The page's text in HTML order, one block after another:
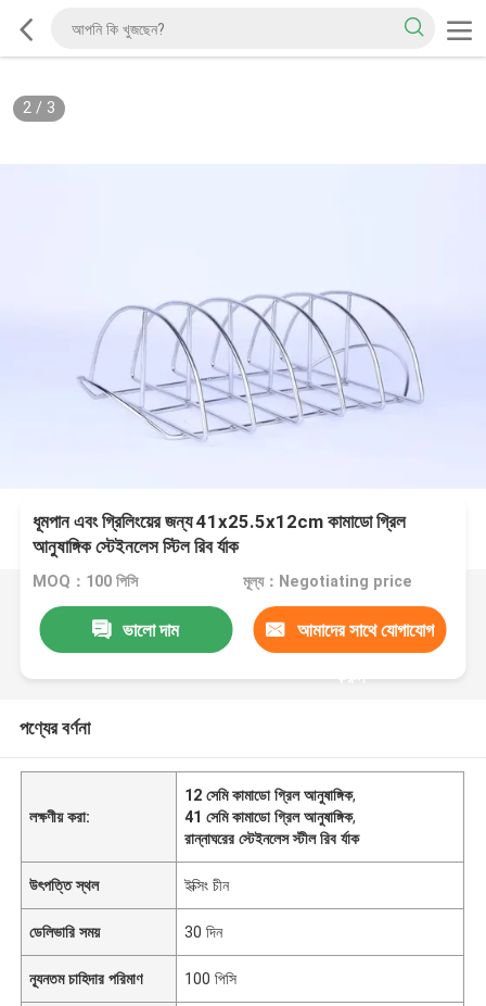
2/ 3
ধূমপান এবং গ্রিলিংয়ের জন্য 41x25.5x12cm কামাডো গ্রিল
আনুষাঙ্গিক স্টেইনলেস স্টিল রিব র্যাক
MOQ：100 পিসি মূল্য：Negotiating price
ভালো দাম আমাদের সাথে যোগাযোগ
করুন
পণ্যের বর্ণনা
লক্ষণীয় করা:
12 সেমি কামাডো গ্রিল আনুষাঙ্গিক,
41 সেমি কামাডো গ্রিল আনুষাঙ্গিক,
রান্নাঘরের স্টেইনলেস স্টীল রিব র্যাক
উৎপত্তি স্থল ইক্সিং চীন
ডেলিভারি সময় 30 দিন
ন্যূনতম চাহিদার পরিমাণ 100 পিসি